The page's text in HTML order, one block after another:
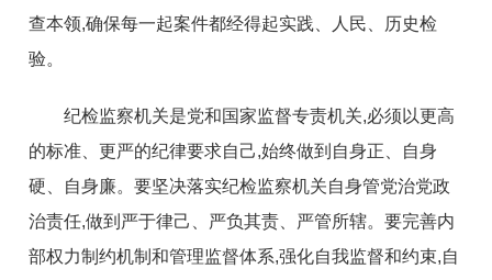
查本领,确保每一起案件都经得起实践、人民、历史检
验。
纪检监察机关是党和国家监督专责机关,必须以更高
的标准、更严的纪律要求自己,始终做到自身正、自身
硬、自身廉。要坚决落实纪检监察机关自身管党治党政
治责任,做到严于律己、严负其责、严管所辖。要完善内
部权力制约机制和管理监督体系,强化自我监督和约束,自